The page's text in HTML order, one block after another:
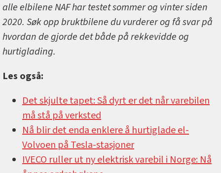
alle elbilene NAF har testet sommer og vinter siden
2020. Søk opp bruktbilene du vurderer og få svar på
hvordan de gjorde det både på rekkevidde og
hurtiglading.
Les også:
Det skjulte tapet: Så dyrt er det når varebilen
må stå på verksted
Nå blir det enda enklere å hurtiglade el-
Volvoen på Tesla-stasjoner
IVECO ruller ut ny elektrisk varebil i Norge: Nå